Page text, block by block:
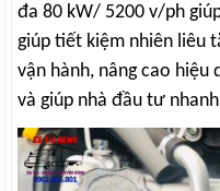
đa 80 kW/ 5200 v/ph
giúp tiết kiệm nhiên liêu
vận hành, nâng cao hiệu
và giúp nhà đầu tư